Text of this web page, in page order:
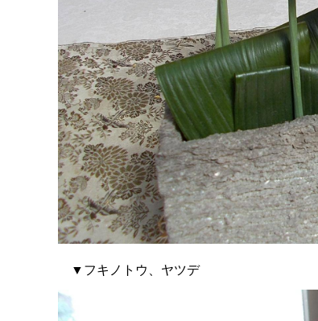
▼フキノトウ、ヤツデ